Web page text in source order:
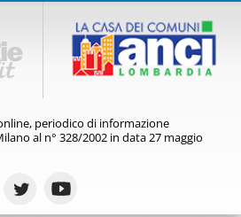
periodico di informazione
al n° 328/2002 in data 27 maggio